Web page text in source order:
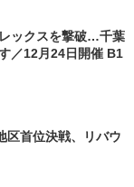
ックスを撃破…千葉
／12月24日開催 B1
区首位決戦、リバウ